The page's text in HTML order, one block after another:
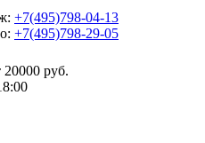
+7(495)798-04-13
+7(495)798-29-05
руб.